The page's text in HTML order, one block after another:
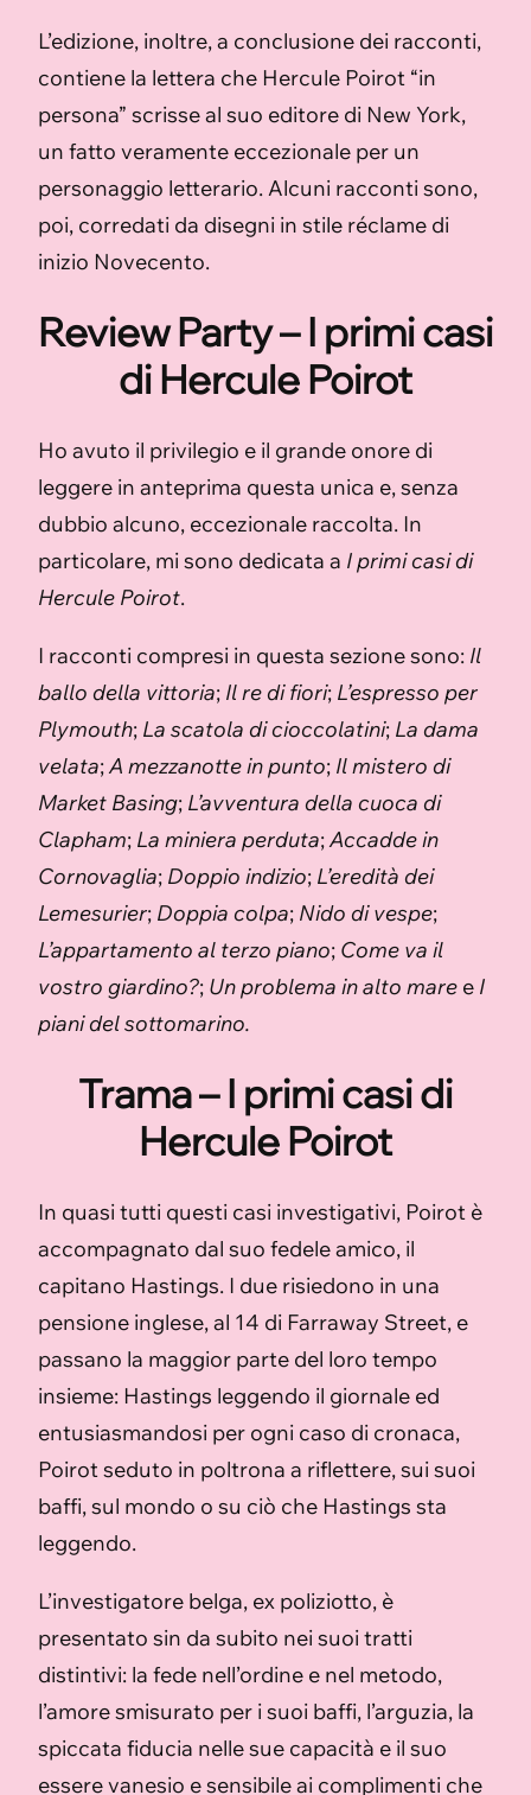
L’edizione, inoltre, a conclusione dei racconti,
contiene la lettera che Hercule Poirot “in
persona” scrisse al suo editore di New York,
un fatto veramente eccezionale per un
personaggio letterario. Alcuni racconti sono,
poi, corredati da disegni in stile réclame di
inizio Novecento.
Review Party – I primi casi
di Hercule Poirot
Ho avuto il privilegio e il grande onore di
leggere in anteprima questa unica e, senza
dubbio alcuno, eccezionale raccolta. In
particolare, mi sono dedicata a I primi casi di
Hercule Poirot.
I racconti compresi in questa sezione sono: Il
ballo della vittoria; Il re di fiori; L’espresso per
Plymouth; La scatola di cioccolatini; La dama
velata;A mezzanotte in punto; Il mistero di
Market Basing; L’avventura della cuoca di
Clapham; La miniera perduta;Accadde in
Cornovaglia; Doppio indizio; L’eredità dei
Lemesurier; Doppia colpa; Nido di vespe;
L’appartamento al terzo piano; Come va il
vostro giardino?; Un problema in alto mare e I
piani del sottomarino.
Trama – I primi casi di
Hercule Poirot
In quasi tutti questi casi investigativi, Poirot è
accompagnato dal suo fedele amico, il
capitano Hastings. I due risiedono in una
pensione inglese, al 14 di Farraway Street, e
passano la maggior parte del loro tempo
insieme: Hastings leggendo il giornale ed
entusiasmandosi per ogni caso di cronaca,
Poirot seduto in poltrona a riflettere, sui suoi
baffi, sul mondo o su ciò che Hastings sta
leggendo.
L’investigatore belga, ex poliziotto, è
presentato sin da subito nei suoi tratti
distintivi: la fede nell’ordine e nel metodo,
l’amore smisurato per i suoi baffi, l’arguzia, la
spiccata fiducia nelle sue capacità e il suo
essere vanesio e sensibile ai complimenti che